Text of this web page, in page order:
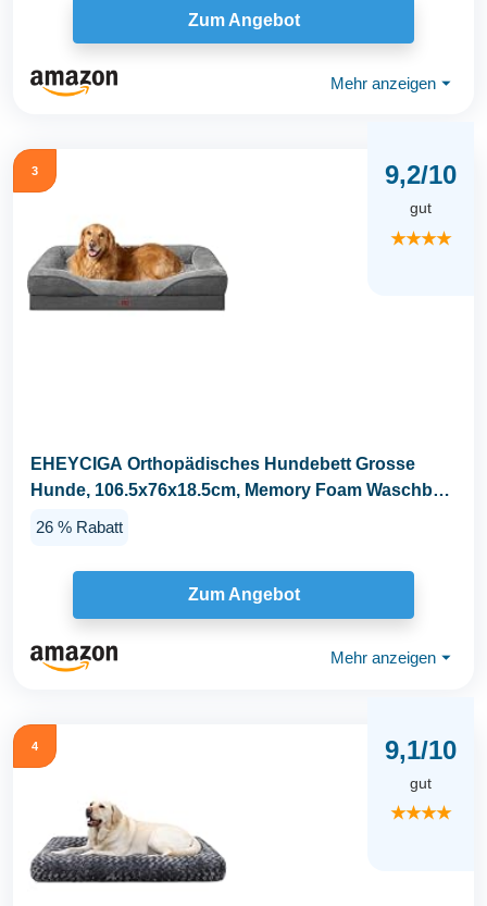
Zum Angebot
Mehr anzeigen ⏷
3 9,2/10
gut
★★★★
EHEYCIGA Orthopädisches Hundebett Grosse
Hunde, 106.5x76x18.5cm, Memory Foam Waschbar
26 % Rabatt
Zum Angebot
Mehr anzeigen ⏷
4 9,1/10
gut
★★★★